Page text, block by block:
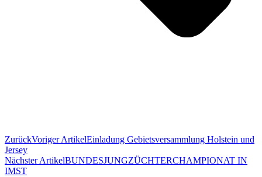
ZurückVoriger ArtikelEinladung Gebietsversammlung Holstein und
Jersey
Nächster ArtikelBUNDESJUNGZÜCHTERCHAMPIONAT IN
IMST